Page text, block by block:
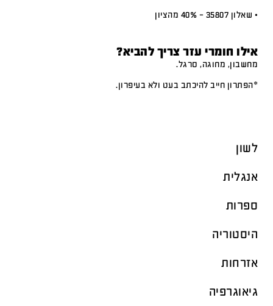
• שאלון 35807 – 40% מהציון
אילו חומרי עזר צריך להביא?
מחשבון, מחוגה, סרגל.
*הפתרון חייב להיכתב בעט ולא בעיפרון.
לשון
אנגלית
ספרות
היסטוריה
אזרחות
גיאוגרפיה